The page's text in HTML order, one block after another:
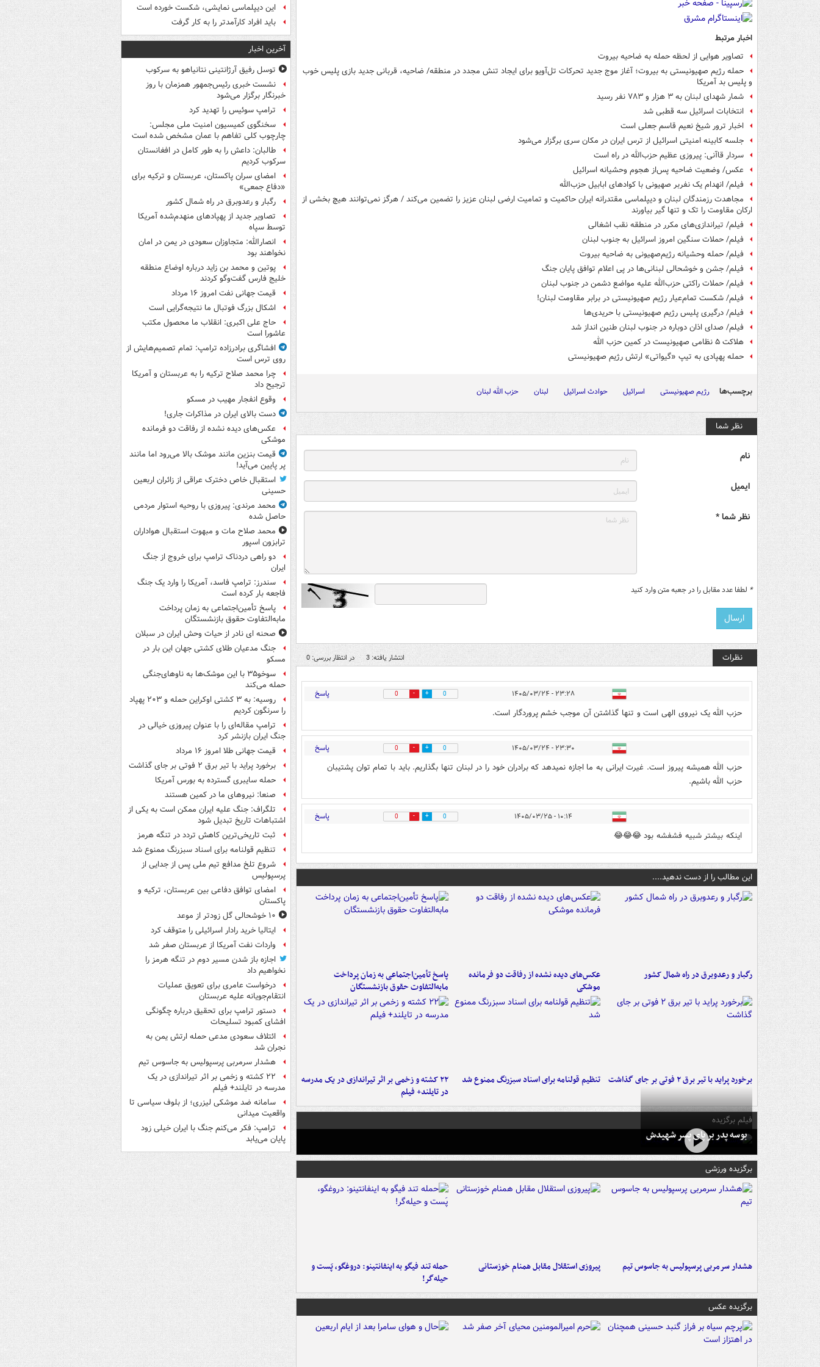
اخبار مرتبط
تصاویر هوایی از لحظه حمله به ضاحیه بیروت
حمله رژیم صهیونیستی به بیروت؛ آغاز موج جدید تحرکات تل‌آویو برای ایجاد تنش مجدد در منطقه/ ضاحیه، قربانی جدید بازی پلیس خوب
و پلیس بد آمریکا
شمار شهدای لبنان به ۳ هزار و ۷۸۳ نفر رسید
انتخابات اسرائیل سه قطبی شد
اخبار ترور شیخ نعیم قاسم جعلی است
جلسه کابینه امنیتی اسرائیل از ترس ایران در مکان سری برگزار می‌شود
سردار قاآنی: پیروزی عظیم حزب‌الله در راه است
عکس/ وضعیت ضاحیه پس‌از هجوم وحشیانه اسرائیل
فیلم/ انهدام یک نفربر صهیونی با کوادهای ابابیل حزب‌الله
مجاهدت‌ رزمندگان لبنان و دیپلماسی مقتدرانه ایران حاکمیت و تمامیت ارضی لبنان عزیز را تضمین می‌کند / هرگز نمی‌توانند هیچ بخشی از
ارکان مقاومت را تک و تنها گیر بیاورند
فیلم/ تیراندازی‌های مکرر در منطقه نقب اشغالی
فیلم/ حملات سنگین امروز اسرائیل به جنوب لبنان
فیلم/ حمله وحشیانه رژیم‌صهیونی به ضاحیه بیروت
فیلم/ جشن و خوشحالی لبنانی‌ها در پی اعلام توافق پایان جنگ
فیلم/ حملات راکتی حزب‌الله علیه مواضع دشمن در جنوب لبنان
فیلم/ شکست تمام‌عیار رژیم صهیونیستی در برابر مقاومت لبنان!
فیلم/ درگیری پلیس رژیم صهیونیستی با حریدی‌ها
فیلم/ صدای اذان دوباره در جنوب لبنان طنین انداز شد
هلاکت ۵ نظامی صهیونیست در کمین حزب الله
حمله پهپادی به تیپ «گیواتی» ارتش رژیم صهیونیستی
برچسب‌ها رژیم صهیونیستی اسرائیل حوادث اسرائیل لبنان حزب الله لبنان
نظر شما
نام
ایمیل
نظر شما *
* لطفا عدد مقابل را در جعبه متن وارد کنید
نظرات انتشار یافته: 3 در انتظار بررسی: 0
۲۳:۲۸ - ۱۴۰۵/۰۳/۲۴ 0
0 پاسخ
حزب الله یک نیروی الهی است و تنها گذاشتن آن موجب خشم پروردگار است.
۲۳:۳۰ - ۱۴۰۵/۰۳/۲۴ 0
0 پاسخ
حزب الله همیشه پیروز است. غیرت ایرانی به ما اجازه نمیدهد که برادران خود را در لبنان تنها بگذاریم. باید با تمام توان پشتیبان
حزب الله باشیم.
۱۰:۱۴ - ۱۴۰۵/۰۳/۲۵ 0
0 پاسخ
اینکه بیشتر شبیه فشفشه بود 😂😂😂
این مطالب را از دست ندهید....
رگبار و رعدوبرق در راه شمال کشور
عکس‌های دیده نشده از رفاقت دو فرمانده‌
موشکی
پاسخ تأمین‌اجتماعی به زمان پرداخت
مابه‌التفاوت حقوق بازنشستگان
برخورد پراید با تیر برق ۲ فوتی بر جای گذاشت تنظیم قولنامه برای اسناد سبزرنگ ممنوع شد
۲۲ کشته و زخمی بر اثر تیراندازی در یک مدرسه
در تایلند+ فیلم
فیلم برگزیده
بوسه‌ پدر بر پای پسر شهیدش
برگزیده ورزشی
هشدار سرمربی پرسپولیس به جاسوس تیم پیروزی استقلال مقابل همنام خوزستانی
حمله تند فیگو به اینفانتینو: دروغگو، پَست‌ و
حیله‌گر!
برگزیده عکس
این دیپلماسی نمایشی، شکست خورده است
باید افراد کارآمدتر را به کار گرفت
آخرین اخبار
توسل رفیق آرژانتینی نتانیاهو به سرکوب
نشست خبری رئیس‌جمهور همزمان با روز
خبرنگار برگزار می‌شود
ترامپ سوئیس را تهدید کرد
سخنگوی کمیسیون امنیت ملی مجلس:
چارچوب کلی تفاهم با عمان مشخص شده است
طالبان: داعش را به طور کامل در افغانستان
سرکوب کردیم
امضای سران پاکستان، عربستان و ترکیه برای
«دفاع جمعی»
رگبار و رعدوبرق در راه شمال کشور
تصاویر جدید از پهپادهای منهدم‌شده آمریکا
توسط سپاه
انصارالله: متجاوزان سعودی در یمن در امان
نخواهند بود
پوتین و محمد بن زاید درباره اوضاع منطقه
خلیج فارس گفت‌وگو کردند
قیمت جهانی نفت امروز ۱۶ مرداد
اشکال بزرگ فوتبال ما نتیجه‌گرایی است
حاج علی اکبری: انقلاب ما محصول مکتب
عاشورا است
افشاگری برادرزاده ترامپ: تمام تصمیم‌هایش از
روی ترس است
چرا محمد صلاح ترکیه را به عربستان و آمریکا
ترجیح داد
وقوع انفجار مهیب در مسکو
دست بالای ایران در مذاکرات جاری!
عکس‌های دیده نشده از رفاقت دو فرمانده‌
موشکی
قیمت بنزین مانند موشک بالا می‌رود اما مانند
پر پایین می‌آید!
استقبال خاص دخترک عراقی از زائران اربعین
حسینی
محمد مرندی: پیروزی با روحیه استوار مردمی
حاصل شده
محمد صلاح مات و مبهوت استقبال هواداران
ترابزون اسپور
دو راهی دردناک ترامپ برای خروج از جنگ
ایران
سندرز: ترامپ فاسد، آمریکا را وارد یک جنگ
فاجعه بار کرده است
پاسخ تأمین‌اجتماعی به زمان پرداخت
مابه‌التفاوت حقوق بازنشستگان
صحنه ای نادر از حیات وحش ایران در سبلان
جنگ مدعیان طلای کشتی جهان این بار در
مسکو
سوخو۳۵ با این موشک‌ها به ناوهای‌جنگی
حمله می‌کند
روسیه: به ۳ کشتی اوکراین حمله و ۲۰۳ پهپاد
را سرنگون کردیم
ترامپ مقاله‌ای را با عنوان پیروزی خیالی در
جنگ ایران بازنشر کرد
قیمت جهانی طلا امروز ۱۶ مرداد
برخورد پراید با تیر برق ۲ فوتی بر جای گذاشت
حمله سایبری گسترده به بورس آمریکا
صنعا: نیروهای ما در کمین‌ هستند
تلگراف: جنگ علیه ایران ممکن است به یکی از
اشتباهات تاریخ تبدیل شود
ثبت تاریخی‌ترین کاهش تردد در تنگه هرمز
تنظیم قولنامه برای اسناد سبزرنگ ممنوع شد
شروع تلخ مدافع تیم ملی پس از جدایی از
پرسپولیس
امضای توافق دفاعی بین عربستان، ترکیه و
پاکستان
۱۰ خوشحالی گل زودتر از موعد
ایتالیا خرید رادار اسرائیلی را متوقف کرد
واردات نفت آمریکا از عربستان صفر شد
اجازه باز شدن مسیر دوم در تنگه هرمز را
نخواهیم داد
درخواست عامری برای تعویق عملیات
انتقام‌جویانه علیه عربستان
دستور ترامپ برای تحقیق درباره چگونگی
افشای کمبود تسلیحات
ائتلاف سعودی مدعی حمله ارتش یمن به
نجران شد
هشدار سرمربی پرسپولیس به جاسوس تیم
۲۲ کشته و زخمی بر اثر تیراندازی در یک
مدرسه در تایلند+ فیلم
سامانه ضد موشکی لیزری؛ از بلوف سیاسی تا
واقعیت میدانی
ترامپ: فکر می‌کنم جنگ با ایران خیلی زود
پایان می‌یابد